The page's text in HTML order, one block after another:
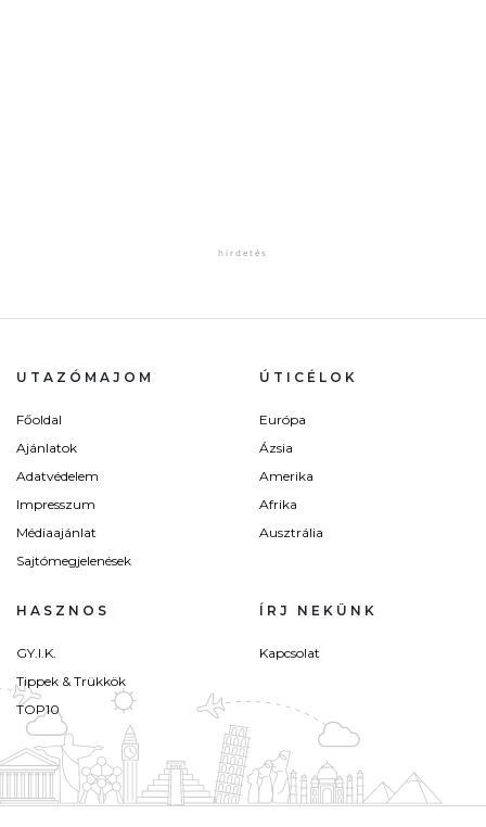
UTAZÓMAJOM
Főoldal
Ajánlatok
Adatvédelem
Impresszum
Médiaajánlat
Sajtómegjelenések
ÚTICÉLOK
Európa
Ázsia
Amerika
Afrika
Ausztrália
HASZNOS
GY.I.K.
Tippek & Trükkök
TOP10
ÍRJ NEKÜNK
Kapcsolat